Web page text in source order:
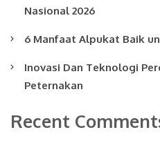
Nasional 2026
6 Manfaat Alpukat Baik
Inovasi Dan Teknologi
Peternakan
Recent